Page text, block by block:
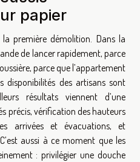
papier
première démolition. Dans la
de lancer rapidement, parce
parce que l’appartement
disponibilités des artisans sont
résultats viennent d’une
précis, vérification des hauteurs
arrivées et évacuations, et
aussi à ce moment que les
: privilégier une douche